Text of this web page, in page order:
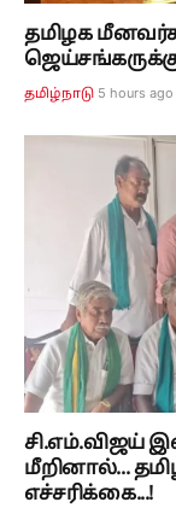
தமிழக
தமிழ்நாடு 5 hours ago
சி.எம்.விஜய்
மீறினால்...
எச்சரிக்கை...!